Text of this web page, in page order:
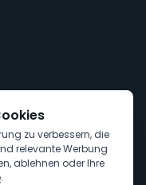
zu verbessern, die
relevante Werbung
ablehnen oder Ihre
.